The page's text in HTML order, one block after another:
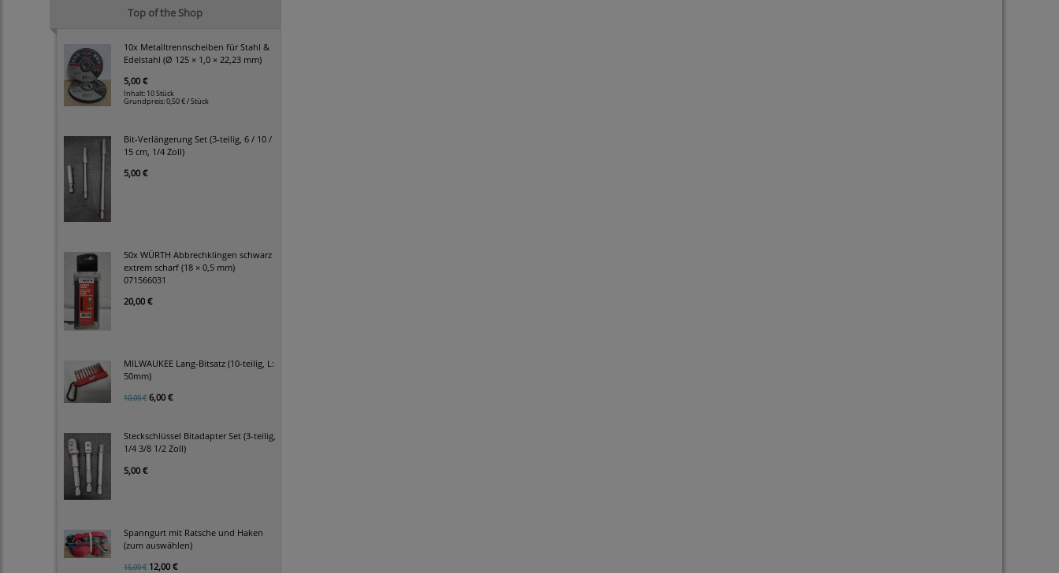
Top of the Shop
10x Metalltrennscheiben für Stahl &
Edelstahl (Ø 125 × 1,0 × 22,23 mm)
5,00 €
Inhalt: 10 Stück
Grundpreis:0,50 € / Stück
Bit-Verlängerung Set (3-teilig, 6 / 10 /
15 cm, 1/4 Zoll)
5,00 €
50x WÜRTH Abbrechklingen schwarz
extrem scharf (18 × 0,5 mm)
071566031
20,00 €
MILWAUKEE Lang-Bitsatz (10-teilig, L:
50mm)
10,00 € 6,00 €
Steckschlüssel Bitadapter Set (3-teilig,
1/4 3/8 1/2 Zoll)
5,00 €
Spanngurt mit Ratsche und Haken
(zum auswählen)
15,00 € 12,00 €